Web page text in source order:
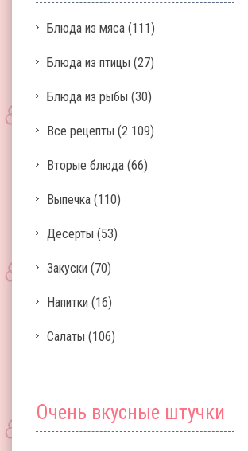
Блюда из мяса (111)
Блюда из птицы (27)
Блюда из рыбы (30)
Все рецепты (2 109)
Вторые блюда (66)
Выпечка (110)
Десерты (53)
Закуски (70)
Напитки (16)
Салаты (106)
Очень вкусные штучки